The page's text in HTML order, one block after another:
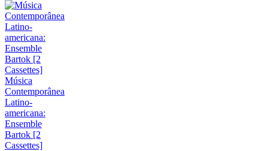
Música
Contemporânea
Latino-
americana:
Ensemble
Bartok [2
Cassettes]